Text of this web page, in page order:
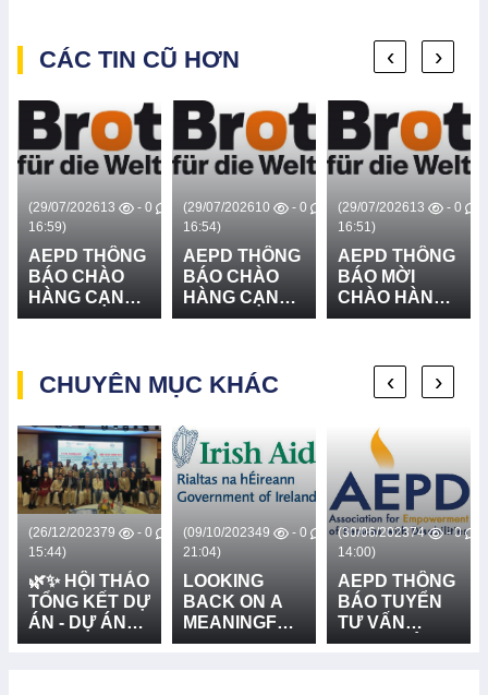
CÁC TIN CŨ HƠN
(29/07/2026
16:59)
13 - 0
AEPD THÔNG
BÁO CHÀO
HÀNG CẠNH
TRANH CUNG
THỐNG LOA
THANH - LẦN
2
(29/07/2026
16:54)
10 - 0
AEPD THÔNG
BÁO CHÀO
HÀNG CẠNH
TRANH CUNG
CỨU HỘ VÀ
CHỐNG
THIÊN TAI -
LẦN 2
(29/07/2026
16:51)
13 - 0
AEPD THÔNG
BÁO MỜI
CHÀO HÀNG
CẠNH TRANH
CẤP VÀ LẮP
ĐẶT 03 BẢN
THIÊN TAI TẠI
XÃ BỐ
TRẠCH, XÃ
BẮC TRẠCH
VÀ XÃ
PHONG NHA,
TỈNH QUẢNG
TRỊ - LẦN 2
‹ ›
CHUYÊN MỤC KHÁC
(26/12/2023
15:44)
79 - 0
🌿✨ HỘI THẢO
TỔNG KẾT DỰ
ÁN - DỰ ÁN
IKI ✨🌍
(09/10/2023
21:04)
49 - 0
LOOKING
BACK ON A
MEANINGFUL
JOURNEY
(30/06/2023
14:00)
74 - 0
AEPD THÔNG
BÁO TUYỂN
TƯ VẤN
THỰC HIỆN
‹ ›